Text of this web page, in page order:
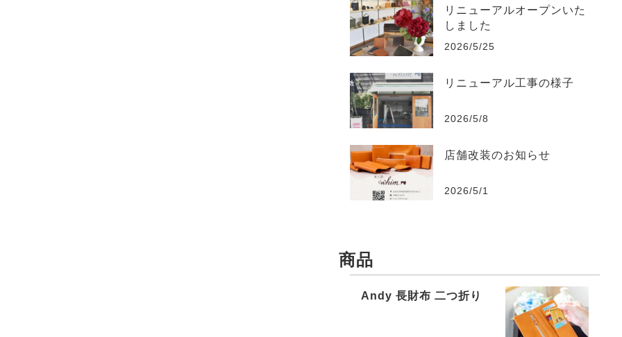
リニューアルオープンいた
しました
2026/5/25
リニューアル工事の様子
2026/5/8
店舗改装のお知らせ
2026/5/1
商品
Andy 長財布 二つ折り